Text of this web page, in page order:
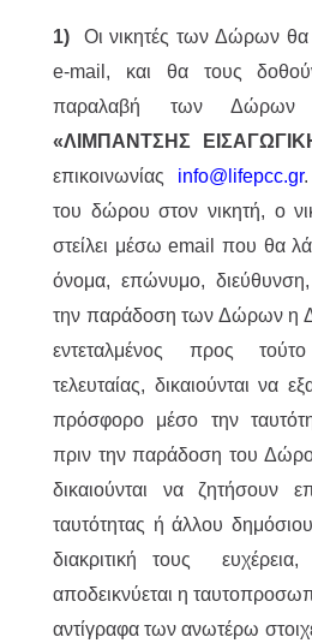
1) Οι νικητές των Δώρων θα
e-mail, και θα τους
παραλαβή των
«ΛΙΜΠΑΝΤΣΗΣ
επικοινωνίας info@lifepcc.gr.
του δώρου στον νικητή, ο
στείλει μέσω email που θα
όνομα, επώνυμο,
την παράδοση των Δώρων η
εντεταλμένος προς
τελευταίας, δικαιούνται να
πρόσφορο μέσο την
πριν την παράδοση του
δικαιούνται να ζητήσουν
ταυτότητας ή άλλου
διακριτική τους
αποδεικνύεται η
αντίγραφα των ανωτέρω